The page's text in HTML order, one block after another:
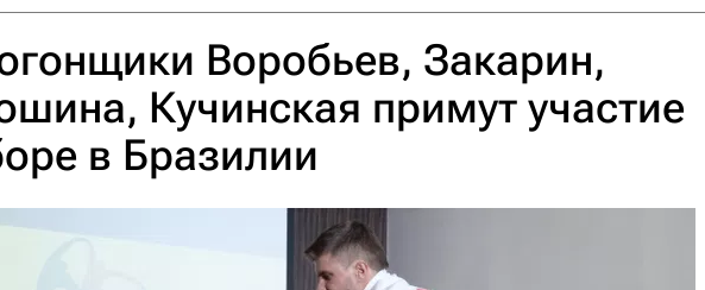
Воробьев, Закарин,
Кучинская примут участие
в Бразилии